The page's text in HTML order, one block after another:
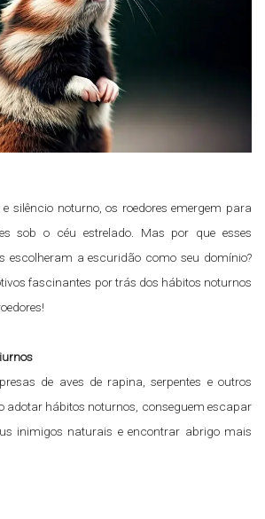
silêncio noturno, os roedores emergem para
sob o céu estrelado. Mas por que esses
escolheram a escuridão como seu domínio?
fascinantes por trás dos hábitos noturnos
de aves de rapina, serpentes e outros
adotar hábitos noturnos, conseguem escapar
inimigos naturais e encontrar abrigo mais